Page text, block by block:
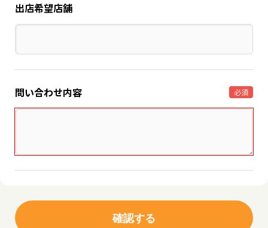
出店希望店舗
問い合わせ内容 必須